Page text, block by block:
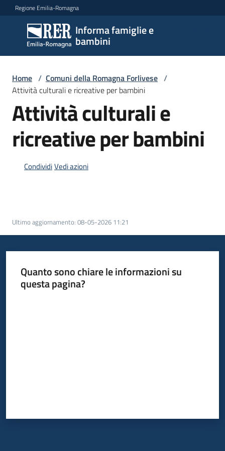
Vai al contenuto
Vai alla navigazione
Vai al footer
Regione Emilia-Romagna
Informa famiglie e
bambini
Informa
famiglie
e
bambini
Argomenti
famiglie
locali
Home / Comuni della Romagna Forlivese /
Attività culturali e ricreative per bambini
Attività culturali e
ricreative per bambini
CondividiVedi azioni
Ultimo aggiornamento: 08-05-2026 11:21
Quanto sono chiare le informazioni su
questa pagina?